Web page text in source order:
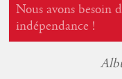
Nous avons besoin
indépendance !